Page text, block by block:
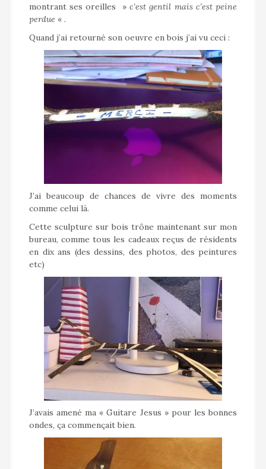
montrant ses oreilles »c’est gentil mais c’est peine
perdue « .
Quand j’ai retourné son oeuvre en bois j’ai vu ceci :
J’ai beaucoup de chances de vivre des moments
comme celui là.
Cette sculpture sur bois trône maintenant sur mon
bureau, comme tous les cadeaux reçus de résidents
en dix ans (des dessins, des photos, des peintures
etc)
J’avais amené ma « Guitare Jesus » pour les bonnes
ondes, ça commençait bien.